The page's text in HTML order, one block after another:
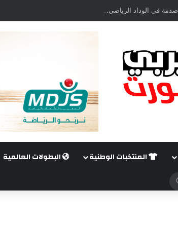
صدمة في الوداد الرياضي.. غيليرمي فيريرا يقترب من الجراحة
المنتخبات الوطنية البطولات العالمية